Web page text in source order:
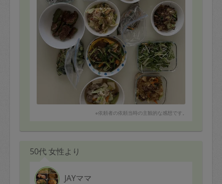
※依頼者の依頼当時の主観的な感想です。
50代 女性より
JAYママ